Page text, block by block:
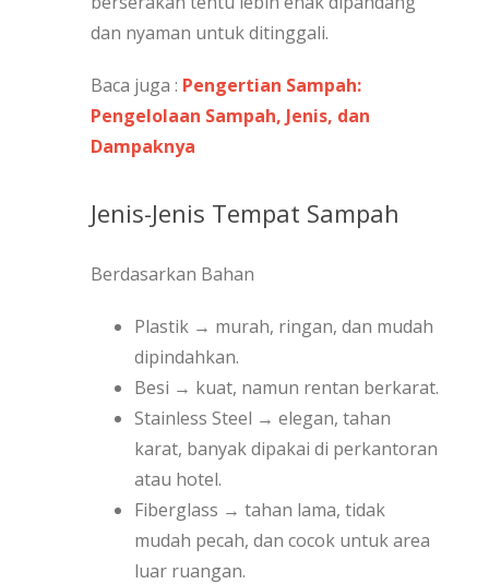
dan nyaman untuk ditinggali.
Baca juga : Pengertian Sampah:
Pengelolaan Sampah, Jenis, dan
Dampaknya
Jenis-Jenis Tempat Sampah
Berdasarkan Bahan
Plastik → murah, ringan, dan mudah
dipindahkan.
Besi → kuat, namun rentan berkarat.
Stainless Steel → elegan, tahan
karat, banyak dipakai di perkantoran
atau hotel.
Fiberglass → tahan lama, tidak
mudah pecah, dan cocok untuk area
luar ruangan.